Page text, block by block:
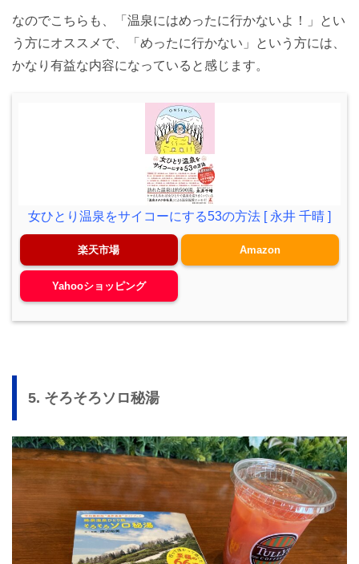
なのでこちらも、「温泉にはめったに行かないよ！」とい
う方にオススメで、「めったに行かない」という方には、
かなり有益な内容になっていると感じます。
女ひとり温泉をサイコーにする53の方法 [ 永井 千晴 ]
楽天市場 Amazon
Yahooショッピング
5. そろそろソロ秘湯